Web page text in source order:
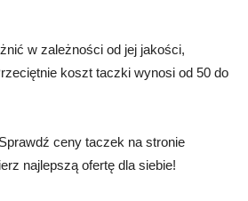
w zależności od jej jakości,
koszt taczki wynosi od 50 do
ceny taczek na stronie
najlepszą ofertę dla siebie!